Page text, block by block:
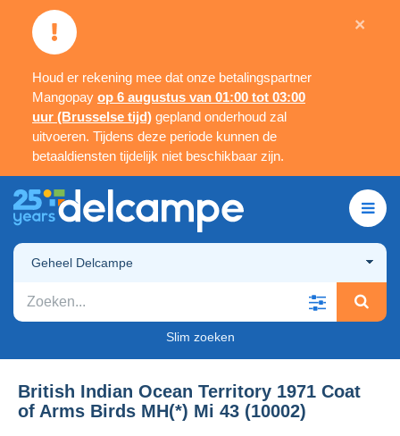
Houd er rekening mee dat onze betalingspartner
Mangopay op 6 augustus van 01:00 tot 03:00
uur (Brusselse tijd) gepland onderhoud zal
uitvoeren. Tijdens deze periode kunnen de
betaaldiensten tijdelijk niet beschikbaar zijn.
×
Geheel Delcampe
Slim zoeken
British Indian Ocean Territory 1971 Coat
of Arms Birds MH(*) Mi 43 (10002)